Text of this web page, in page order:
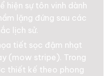
hiện sự tôn vinh dành
lặng đứng sau các
lịch sử.
tiết sọc đậm nhạt
(mow stripe). Trong
thiết kế theo phong